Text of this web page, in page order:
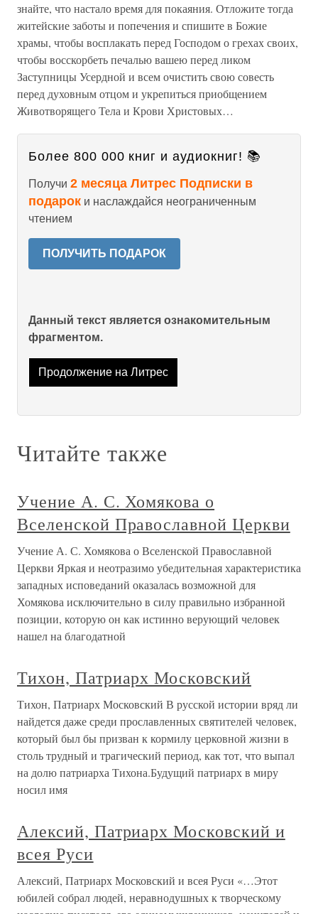
знайте, что настало время для покаяния. Отложите тогда
житейские заботы и попечения и спишите в Божие
храмы, чтобы восплакать перед Господом о грехах своих,
чтобы восскорбеть печалью вашею перед ликом
Заступницы Усердной и всем очистить свою совесть
перед духовным отцом и укрепиться приобщением
Животворящего Тела и Крови Христовых…
Более 800 000 книг и аудиокниг! 📚
Получи 2 месяца Литрес Подписки в
подарок и наслаждайся неограниченным
чтением
ПОЛУЧИТЬ ПОДАРОК
Данный текст является ознакомительным
фрагментом.
Продолжение на Литрес
Читайте также
Учение А. С. Хомякова о
Вселенской Православной Церкви
Учение А. С. Хомякова о Вселенской Православной
Церкви Яркая и неотразимо убедительная характеристика
западных исповеданий оказалась возможной для
Хомякова исключительно в силу правильно избранной
позиции, которую он как истинно верующий человек
нашел на благодатной
Тихон, Патриарх Московский
Тихон, Патриарх Московский В русской истории вряд ли
найдется даже среди прославленных святителей человек,
который был бы призван к кормилу церковной жизни в
столь трудный и трагический период, как тот, что выпал
на долю патриарха Тихона.Будущий патриарх в миру
носил имя
Алексий, Патриарх Московский и
всея Руси
Алексий, Патриарх Московский и всея Руси «…Этот
юбилей собрал людей, неравнодушных к творческому